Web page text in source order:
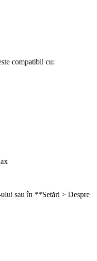
compatibil cu:
sau în **Setări > Despre